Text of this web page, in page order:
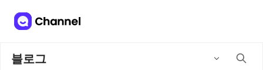
블로그